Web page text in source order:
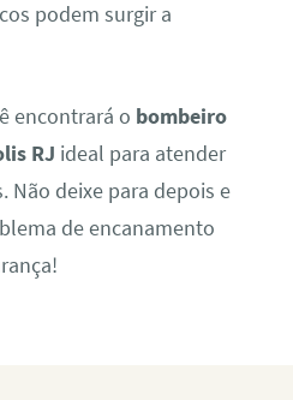
podem surgir a
encontrará o bombeiro
RJ ideal para atender
Não deixe para depois e
de encanamento